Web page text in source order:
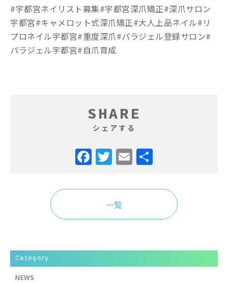
#宇都宮ネイリスト募集#宇都宮深爪矯正#深爪サロン
宇都宮#キャメロット式深爪矯正#大人上品ネイル#リ
プロネイル宇都宮#重度深爪#パラジェル登録サロン#
パラジェル宇都宮#自爪育成
SHARE
シェアする
Facebook
Twitter
Email
一覧
Category
NEWS